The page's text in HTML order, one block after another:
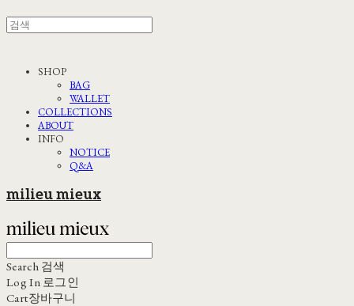
SHOP
BAG
WALLET
COLLECTIONS
ABOUT
INFO
NOTICE
Q&A
milieu mieux
Search 검색
Log In 로그인
Cart장바구니